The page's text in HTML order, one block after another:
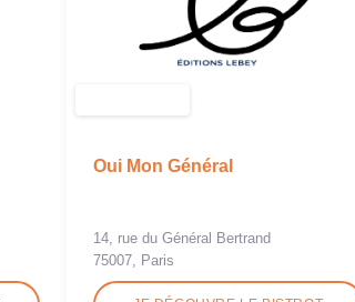
Oui Mon Général
14, rue du Général Bertrand
75007, Paris